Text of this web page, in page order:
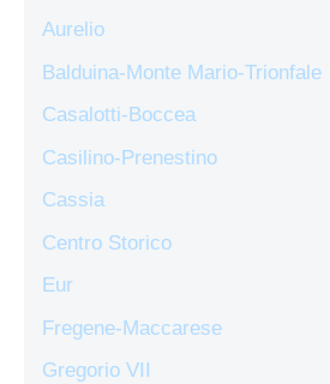
Aurelio
Balduina-Monte Mario-Trionfale
Casalotti-Boccea
Casilino-Prenestino
Cassia
Centro Storico
Eur
Fregene-Maccarese
Gregorio VII